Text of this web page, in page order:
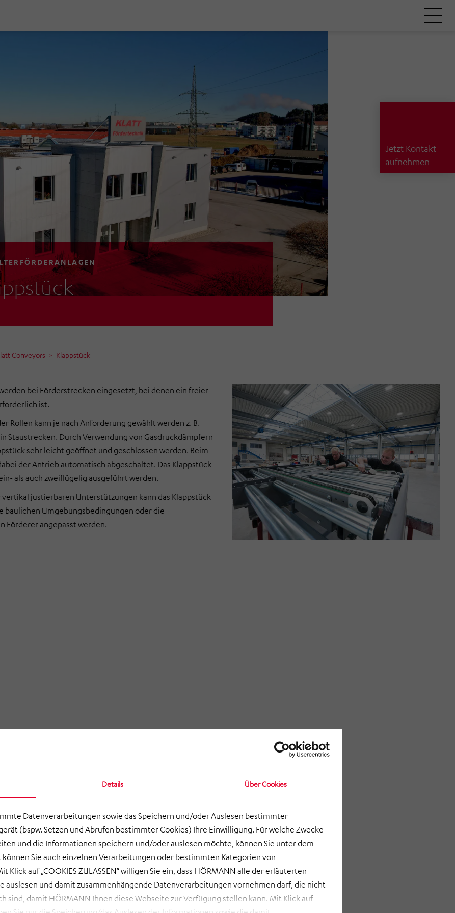
Details Über Cookies
Datenverarbeitungen sowie das Speichern und/oder Auslesen bestimmter
(bspw. Setzen und Abrufen bestimmter Cookies) Ihre Einwilligung. Für welche Zwecke
und die Informationen speichern und/oder auslesen möchte, können Sie unter dem
können Sie auch einzelnen Verarbeitungen oder bestimmten Kategorien von
auf „COOKIES ZULASSEN“ willigen Sie ein, dass HÖRMANN alle der erläuterten
auslesen und damit zusammenhängende Datenverarbeitungen vornehmen darf, die nicht
sind, damit HÖRMANN Ihnen diese Webseite zur Verfügung stellen kann. Mit Klick auf
Jetzt Kontakt
aufnehmen
Conveyors Klappstück
bei Förderstrecken eingesetzt, bei denen ein freier
ist.
Rollen kann je nach Anforderung gewählt werden z. B.
Staustrecken. Durch Verwendung von Gasdruckdämpfern
sehr leicht geöffnet und geschlossen werden. Beim
der Antrieb automatisch abgeschaltet. Das Klappstück
als auch zweiflügelig ausgeführt werden.
justierbaren Unterstützungen kann das Klappstück
baulichen Umgebungsbedingungen oder die
Förderer angepasst werden.